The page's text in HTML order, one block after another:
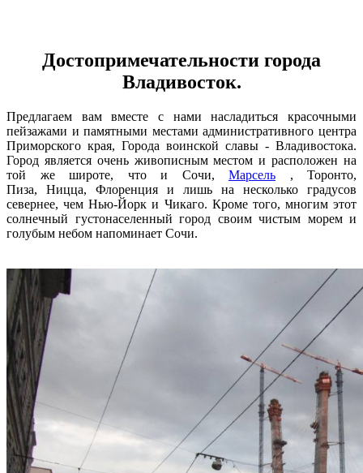
Достопримечательности города
Владивосток.
Предлагаем вам вместе с нами насладиться красочными
пейзажами и памятными местами административного центра
Приморского края, Города воинской славы - Владивостока.
Город является очень живописным местом и расположен на
той же широте, что и Сочи, Марсель , Торонто,
Пиза, Ницца, Флоренция и лишь на несколько градусов
севернее, чем Нью-Йорк и Чикаго. Кроме того, многим этот
солнечный густонаселенный город своим чистым морем и
голубым небом напоминает Сочи.